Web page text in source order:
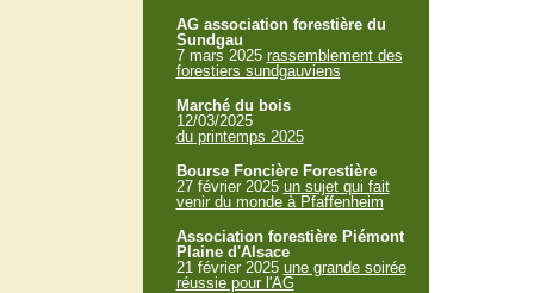
AG association forestière du
Sundgau
7 mars 2025 rassemblement des
forestiers sundgauviens
Marché du bois
12/03/2025
du printemps 2025
Bourse Foncière Forestière
27 février 2025 un sujet qui fait
venir du monde à Pfaffenheim
Association forestière Piémont
Plaine d'Alsace
21 février 2025 une grande soirée
réussie pour l'AG